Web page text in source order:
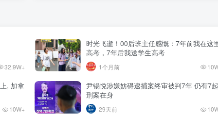
32.9W+
时光飞逝！00后班主任感慨：7年前我在这
高考，7年后我送学生高考
1个月前
, 加拿
10W+
尹锡悦涉嫌妨碍逮捕案终审被判7年 仍有7起
刑案在身
29天前